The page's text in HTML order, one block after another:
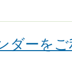
ダーを